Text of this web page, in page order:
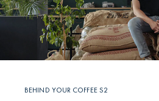
BEHIND YOUR COFFEE S2